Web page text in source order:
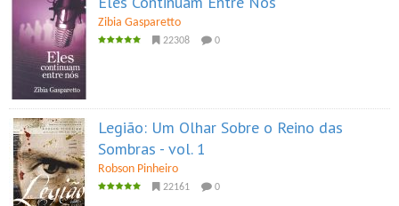
Zibia Gasparetto
22308 0
Legião: Um Olhar Sobre o Reino das
Sombras - vol. 1
Robson Pinheiro
22161 0